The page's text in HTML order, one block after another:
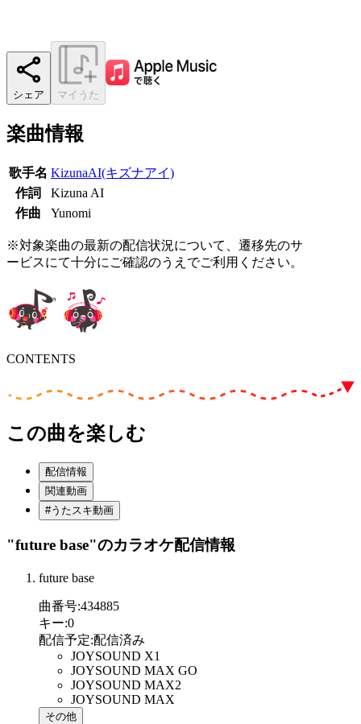
シェア マイうた
楽曲情報
歌手名 KizunaAI(キズナアイ)
作詞
Kizuna AI
作曲
Yunomi
※対象楽曲の最新の配信状況について、遷移先のサ
ービスにて十分にご確認のうえでご利用ください。
CONTENTS
この曲を楽しむ
配信情報
関連動画
#うたスキ動画
"future base"のカラオケ配信情報
future base
曲番号:434885
キー:0
配信予定:配信済み
JOYSOUND X1
JOYSOUND MAX GO
JOYSOUND MAX2
JOYSOUND MAX
その他